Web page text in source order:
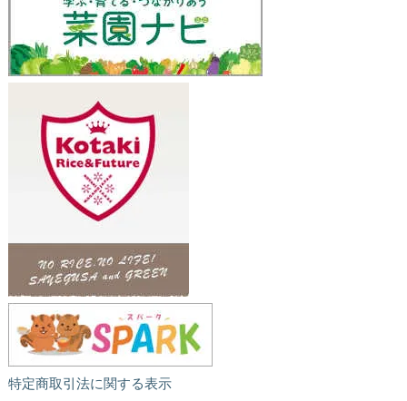
特定商取引法に関する表示